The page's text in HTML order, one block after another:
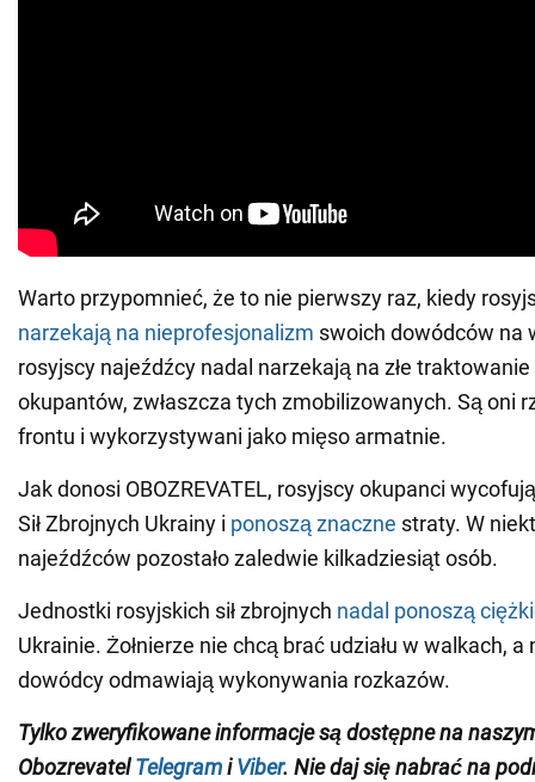
Warto przypomnieć, że to nie pierwszy raz, kiedy
narzekają na nieprofesjonalizm swoich dowódców na
rosyjscy najeźdźcy nadal narzekają na złe traktowanie
okupantów, zwłaszcza tych zmobilizowanych. Są oni
frontu i wykorzystywani jako mięso armatnie.
Jak donosi OBOZREVATEL, rosyjscy okupanci
Sił Zbrojnych Ukrainy i ponoszą znaczne straty. W
najeźdźców pozostało zaledwie kilkadziesiąt osób.
Jednostki rosyjskich sił zbrojnych nadal ponoszą
Ukrainie. Żołnierze nie chcą brać udziału w walkach,
dowódcy odmawiają wykonywania rozkazów.
Tylko zweryfikowane informacje są dostępne na
ObozrevatelTelegramiViber. Nie daj się nabrać na